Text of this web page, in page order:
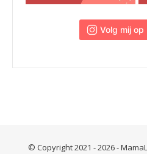
Volg mij
© Copyright 2021 - 2026 -